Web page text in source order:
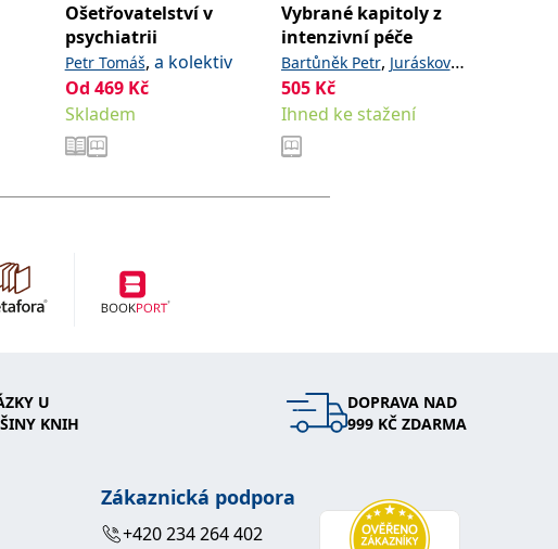
Ošetřovatelství v
psychiatrii
Petr Tomáš, a kolektiv
Od 469 Kč
Skladem
Vybrané kapitoly z
intenzivní péče
Bartůněk Petr, Jurásková
Dana,Heczková Jana
Nalos Daniel,a kolektiv
505 Kč
Ihned ke stažení
U
KNIH
DOPRAVA NAD
999 KČ ZDARMA
Zákaznická podpora
+420 234 264 402